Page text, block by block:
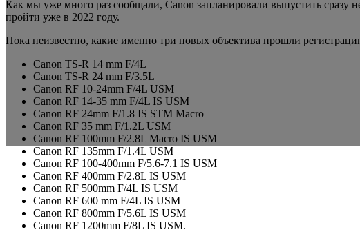
Как мы уже много раз сообщали, Canon запланировали выпустить сразу
пройти уже в 2022 году.
Пока неизвестно, какие именно три новых объектива прошли
Canon TS-R 14 mm F/4L
Canon TS-R 24 mm F/3.5L
Canon RF 10-24mm F/4L USM
Canon RF 14-35 mm F/4L IS USM
Canon RF 24mm F/1.8 IS STM Macro
Canon RF 35 mm F/1.2L USM
Canon RF 100mm F/2.8L Macro IS USM
Canon RF 135mm F/1.4L USM
Canon RF 100-400mm F/5.6-7.1 IS USM
Canon RF 400mm F/2.8L IS USM
Canon RF 500mm F/4L IS USM
Canon RF 600 mm F/4L IS USM
Canon RF 800mm F/5.6L IS USM
Canon RF 1200mm F/8L IS USM.